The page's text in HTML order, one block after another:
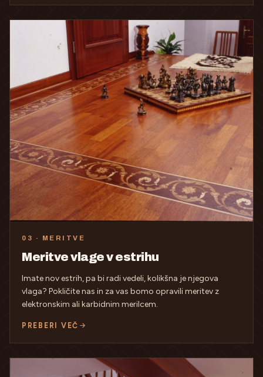
03 · MERITVE
Meritve vlage v estrihu
Imate nov estrih, pa bi radi vedeli, kolikšna je njegova
vlaga? Pokličite nas in za vas bomo opravili meritev z
elektronskim ali karbidnim merilcem.
PREBERI VEČ